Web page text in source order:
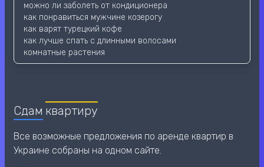
можно ли заболеть от кондиционера
как понравиться мужчине козерогу
как варят турецкий кофе
как лучше спать с длинными волосами
комнатные растения
Сдам квартиру
Все возможные предложения по аренде квартир в
Украине собраны на одном сайте.